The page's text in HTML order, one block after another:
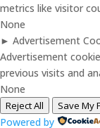
metrics like visitor
None
► Advertisement
Advertisement
previous visits and
None
Reject All Save My
Powered by